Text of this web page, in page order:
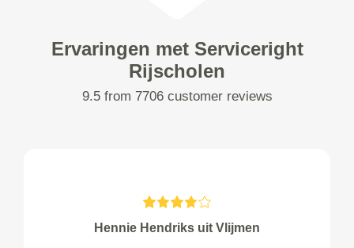
Ervaringen met Serviceright
Rijscholen
9.5 from 7706 customer reviews
Hennie Hendriks uit Vlijmen